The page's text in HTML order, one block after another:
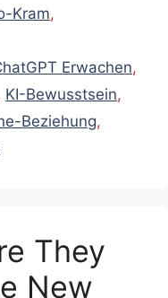
Kram,
Erwachen,
KI-Bewusstsein,
Beziehung,
They
New